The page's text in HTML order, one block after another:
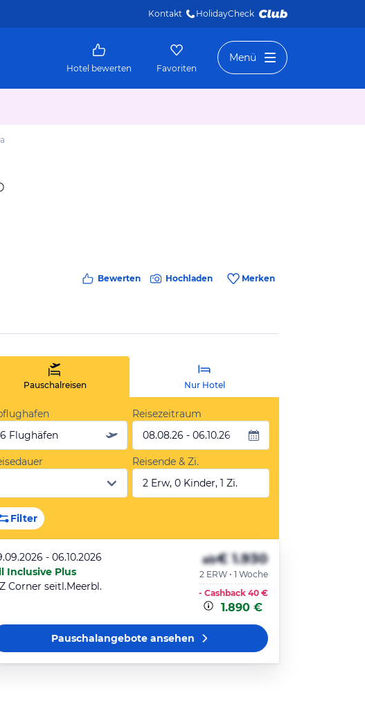
Kontakt HolidayCheck
Hotel bewerten Favoriten
Menü
Bewerten Hochladen Merken
Pauschalreisen Nur Hotel
6 Flughäfen
Reisezeitraum
08.08.26 - 06.10.26
Reisende & Zi.
2 Erw, 0 Kinder, 1 Zi.
Filter
- 06.10.2026
Inclusive Plus
Corner seitl.Meerbl.
ab€ 1.930
2 ERW • 1 Woche
- Cashback 40 €
1.890 €
Pauschalangeboteansehen